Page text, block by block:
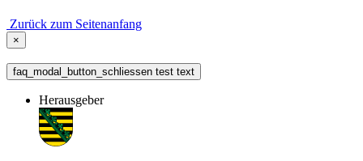
Zurück zum Seitenanfang
×
faq_modal_button_schliessen test text
Herausgeber